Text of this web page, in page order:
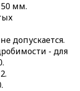
мм.
допускается.
- для